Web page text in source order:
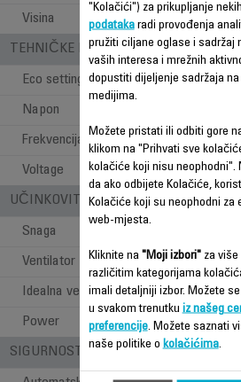
Visina
TEHNIČKE KARAKTERISTIKE
Eco setting
Napon
Frekvencija
Voltage
UČINKOVITOST
Snaga
Ventilator za hlađenje
Idealna veličina sobe (m2)
Power
SIGURNOST
"Kolačići") za prikupljanje
podatakaradi provođenja
pružiti ciljane oglase i sadržaj
vaših interesa i mrežnih
dopustiti dijeljenje sadržaja
medijima.
Možete pristati ili odbiti gore
klikom na "Prihvati sve
kolačiće koji nisu neophodni".
da ako odbijete Kolačiće,
Kolačiće koji su neophodni za
web-mjesta.
Kliknite na "Moji izbori"za više
različitim kategorijama
imali detaljniji izbor. Možete
u svakom trenutku iz našeg
preferencije. Možete saznati
naše politike o kolačićima.